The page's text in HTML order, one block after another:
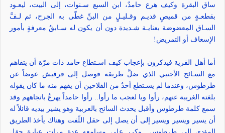
ساق البقرة وكيف هرع حامدٌ، ابن السبع سـنوات، إلى البيت، ليعـود
بقطعـةٍ من قميصٍ قديـم وقـليـلٍ من البنِّ غطّى به الجرح، ثم لـفَّ
السـاق المعضوضة بعنايـة شـديدة دون أن يكون له سـابقُ معرفةٍ بأمور
الإسعاف أو التمريض!
أما أهل القرية فيذكرون بإعجاب كيف اسـتطاع حامد ذات مرّة أن يتفاهم
مع السـائح الأجنبي الذي ضلَّ طريقه فوصل إلى قرقيش عوضاً عن
طرطوس، وعندما لم يسـتطع أحدٌ من الفلاحين أن يفهم منه ما كان يقوله
بلغته الغريبة عنهم، رأوا ويا لعجب ما رأوا.. رأوا حامداً يهرعُ باتجاههم وقد
سمع كلمة طرطوس وأقبل يحدث السائح بالعربية وهو يشير بيديه قائلاً له
أن يسير ويسير ويسير إلى أن يصل إلى حقل اللّفت وهناك يأخذ الطريق